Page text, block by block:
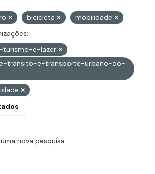
bicicleta
mobilidade
turismo-e-lazer
transito-e-transporte-urbano-do-
nova pesquisa.